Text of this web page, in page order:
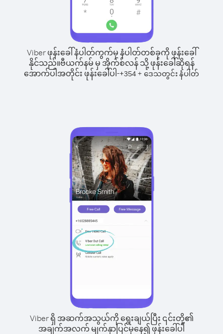
Viber ဖုန်းခေါ်နံပါတ်ကွက်မှ နံပါတ်တစ်ခုကို ဖုန်းခေါ်
နိုင်သည်။ဗီယက်နမ် မှ အိုက်စ်လန် သို့ ဖုန်းခေါ်ဆိုရန်
အောက်ပါအတိုင်း ဖုန်းခေါ်ပါ-+354 + ဒေသတွင်း နံပါတ်
Viber ရှိ အဆက်အသွယ်ကို ရွေးချယ်ပြီး ၎င်းတို့၏
အချက်အလက် မျက်နှာပြင်မှနေ၍ ဖုန်းခေါ်ပါ